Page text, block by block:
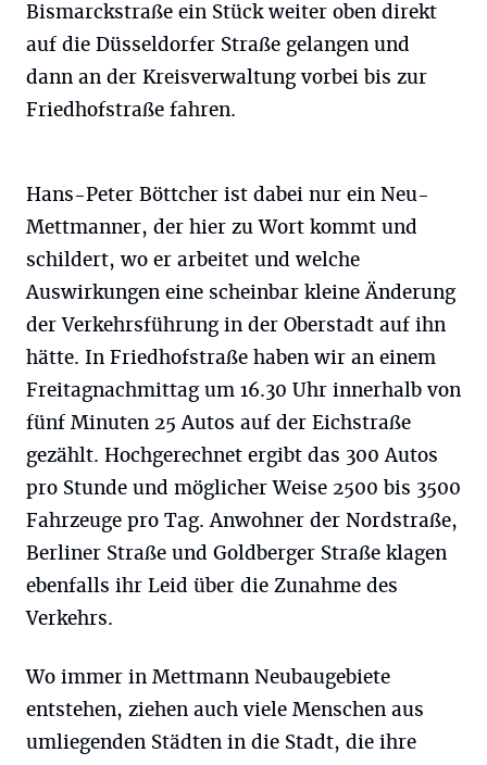
Bismarckstraße ein Stück weiter oben direkt
auf die Düsseldorfer Straße gelangen und
dann an der Kreisverwaltung vorbei bis zur
Friedhofstraße fahren.
Hans-Peter Böttcher ist dabei nur ein Neu-
Mettmanner, der hier zu Wort kommt und
schildert, wo er arbeitet und welche
Auswirkungen eine scheinbar kleine Änderung
der Verkehrsführung in der Oberstadt auf ihn
hätte. In Friedhofstraße haben wir an einem
Freitagnachmittag um 16.30 Uhr innerhalb von
fünf Minuten 25 Autos auf der Eichstraße
gezählt. Hochgerechnet ergibt das 300 Autos
pro Stunde und möglicher Weise 2500 bis 3500
Fahrzeuge pro Tag. Anwohner der Nordstraße,
Berliner Straße und Goldberger Straße klagen
ebenfalls ihr Leid über die Zunahme des
Verkehrs.
Wo immer in Mettmann Neubaugebiete
entstehen, ziehen auch viele Menschen aus
umliegenden Städten in die Stadt, die ihre